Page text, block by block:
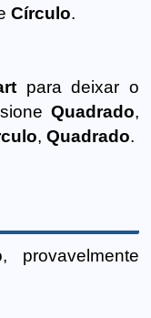
Círculo.
para deixar o
Quadrado,
,Quadrado.